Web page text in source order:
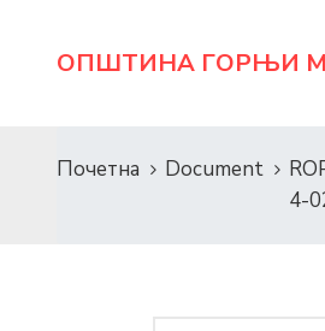
ОПШТИНА ГОРЊИ
Почетна Document
4-